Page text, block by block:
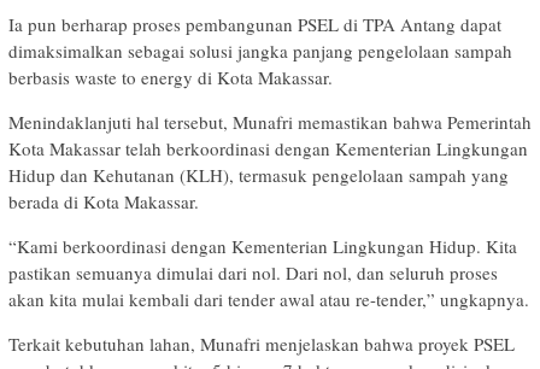
Ia pun berharap proses pembangunan PSEL di TPA Antang dapat
dimaksimalkan sebagai solusi jangka panjang pengelolaan sampah
berbasis waste to energy di Kota Makassar.
Menindaklanjuti hal tersebut, Munafri memastikan bahwa Pemerintah
Kota Makassar telah berkoordinasi dengan Kementerian Lingkungan
Hidup dan Kehutanan (KLH), termasuk pengelolaan sampah yang
berada di Kota Makassar.
“Kami berkoordinasi dengan Kementerian Lingkungan Hidup. Kita
pastikan semuanya dimulai dari nol. Dari nol, dan seluruh proses
akan kita mulai kembali dari tender awal atau re-tender,” ungkapnya.
Terkait kebutuhan lahan, Munafri menjelaskan bahwa proyek PSEL